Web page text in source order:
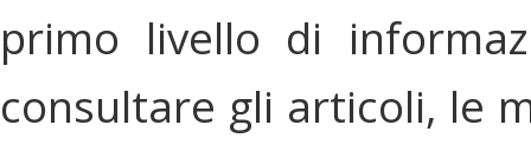
primo livello di
consultare gli articoli, le